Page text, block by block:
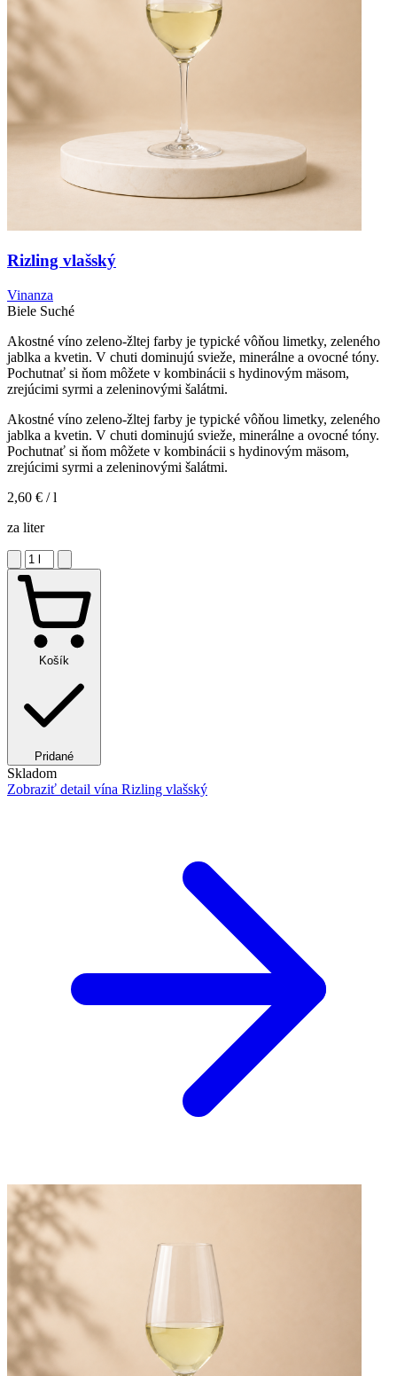
Rizling vlašský
Vinanza
Biele Suché
Akostné víno zeleno-žltej farby je typické vôňou limetky, zeleného
jablka a kvetin. V chuti dominujú svieže, minerálne a ovocné tóny.
Pochutnať si ňom môžete v kombinácii s hydinovým mäsom,
zrejúcimi syrmi a zeleninovými šalátmi.
Akostné víno zeleno-žltej farby je typické vôňou limetky, zeleného
jablka a kvetin. V chuti dominujú svieže, minerálne a ovocné tóny.
Pochutnať si ňom môžete v kombinácii s hydinovým mäsom,
zrejúcimi syrmi a zeleninovými šalátmi.
2,60 € / l
za liter
Košík
Pridané
Skladom
Zobraziť detail vína Rizling vlašský